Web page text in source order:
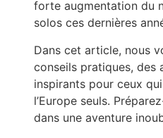
forte augmentation du
solos ces dernières
Dans cet article, nous
conseils pratiques, des
inspirants pour ceux
l’Europe seuls.
dans une aventure